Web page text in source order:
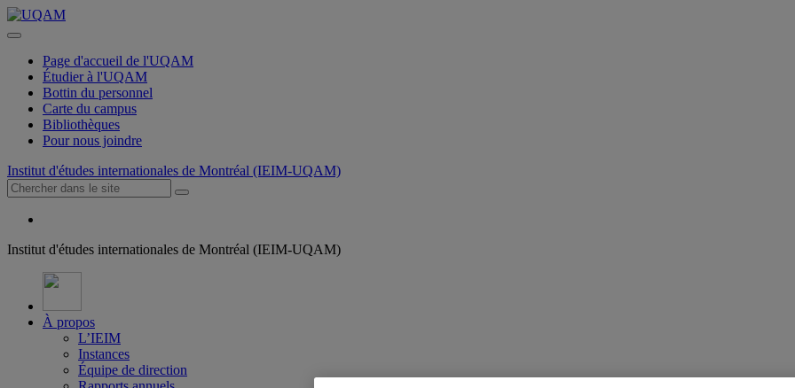
Page d'accueil de l'UQAM
Étudier à l'UQAM
Bottin du personnel
Carte du campus
Bibliothèques
Pour nous joindre
Institut d'études internationales de Montréal (IEIM-UQAM)
Institut d'études internationales de Montréal (IEIM-UQAM)
À propos
L’IEIM
Instances
Équipe de direction